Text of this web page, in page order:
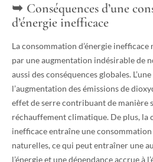
Conséquences d’une
d’énergie inefficace
La consommation d’énergie
par une augmentation indésirable de
aussi des conséquences globales.
l’augmentation des émissions de
effet de serre contribuant de manière
réchauffement climatique. De plus, la
inefficace entraîne une consommation
naturelles, ce qui peut entraîner une
l’énergie et une dépendance accrue à